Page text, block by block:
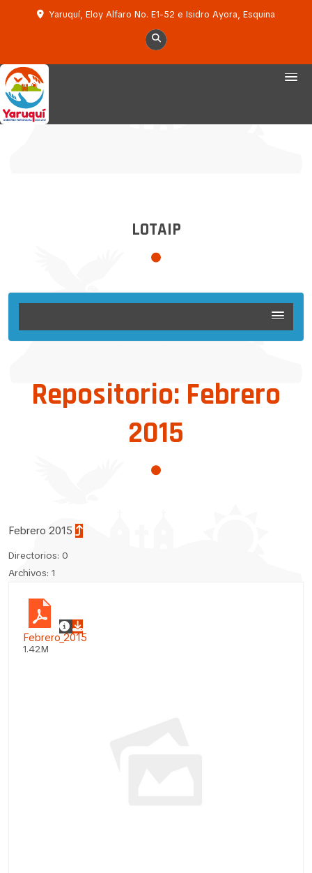
Yaruquí, Eloy Alfaro No. E1-52 e Isidro Ayora, Esquina
LOTAIP
Repositorio: Febrero
2015
Febrero 2015
Directorios: 0
Archivos: 1
Febrero_2015
1.42M